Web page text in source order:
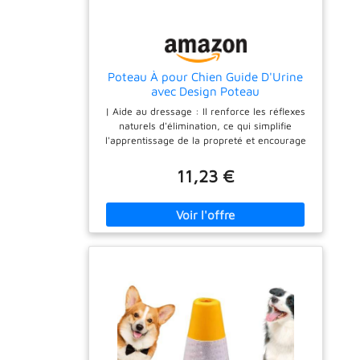
Poteau À pour Chien Guide D'Urine
avec Design Poteau
| Aide au dressage : Il renforce les réflexes
naturels d'élimination, ce qui simplifie
l'apprentissage de la propreté et encourage
en extérieur, pour des promenades plus
plaisantes. | Aide au dressage : Ce poteau
cylindrique 3D, attire naturellement les
chiens. Il les aide à associer le poteau à
Nettoyage sans effort : Conçu avec un
mécanisme de nettoyage facile, ce poteau
pour chien d'extérieur peut être rincé à en
quelques secondes. Il réduit
considérablement le temps de nettoyage et
assure la propreté pour un dans les espaces
11,23 €